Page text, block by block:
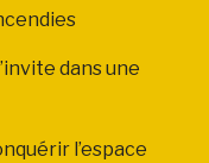
dans une
l’espace